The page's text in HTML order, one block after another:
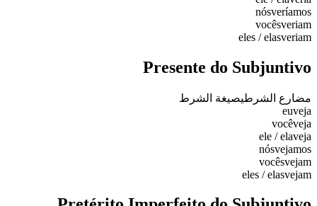
nósveríamos
vocêsveriam
eles / elasveriam
Presente do Subjuntivo
مضارع الشرطيصيغة الشرط
euveja
vocêveja
ele / elaveja
nósvejamos
vocêsvejam
eles / elasvejam